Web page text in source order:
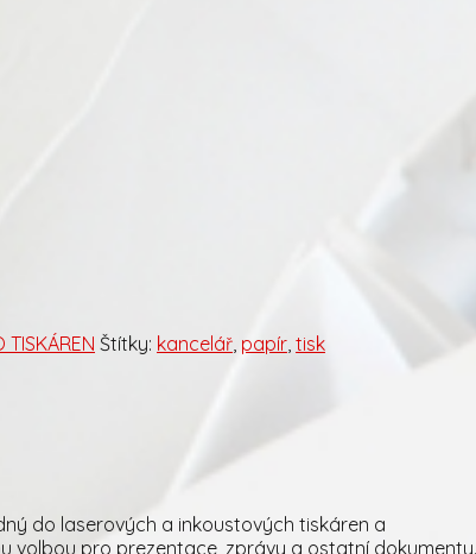
TISKÁREN Štítky: kancelář papír tisk
do laserových a inkoustových tiskáren a
volbou pro prezentace, zprávy a ostatní dokumenty.